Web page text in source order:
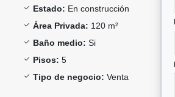
Estado: En construcción
Área Privada: 120 m²
Baño medio: Si
Pisos: 5
Tipo de negocio: Venta